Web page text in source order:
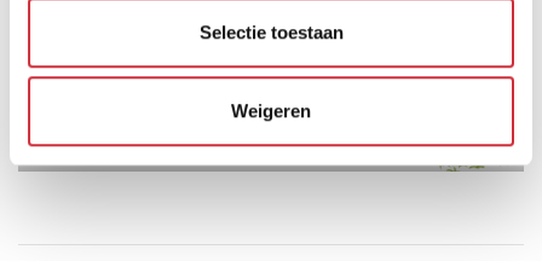
Selectie toestaan
Weigeren